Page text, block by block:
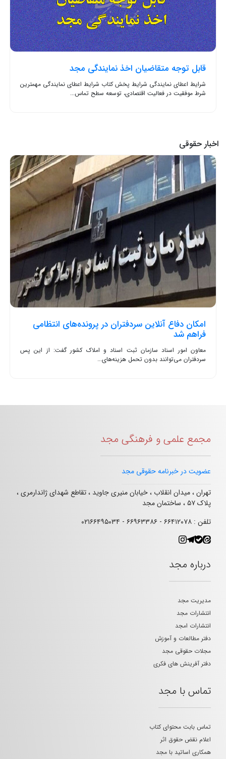
قابل توجه متقاضیان اخذ نمایندگی مجد
شرایط اعطای نمایندگی شرایط پخش کتاب شرایط اعطای نمایندگی مهمترین
شرط موفقیت در فعالیت اقتصادی، توسعه سطح تماس...
اخبار حقوقی
امکان دفاع آنلاین سردفتران در پرونده‌های انتظامی
فراهم شد
معاون امور اسناد سازمان ثبت اسناد و املاک کشور گفت: از این پس
سردفتران می‌توانند بدون تحمل هزینه‌های...
مجمع علمی و فرهنگی مجد
عضویت در خبرنامه حقوقی مجد
تهران ، میدان انقلاب ، خیابان منیری جاوید ، تقاطع شهدای ژاندارمری ،
پلاک ۵۷ ، ساختمان مجد
تلفن : ۶۶۴۱۲۰۷۸ - ۶۶۹۶۳۳۸۶ - ۰۲۱۶۶۴۹۵۰۳۴
درباره مجد
مدیریت مجد
انتشارات مجد
انتشارات امجد
دفتر مطالعات و آموزش
مجلات حقوقی مجد
دفتر آفرینش های فکری
تماس با مجد
تماس بابت محتوای کتاب
اعلام نقض حقوق اثر
همکاری اساتید با مجد